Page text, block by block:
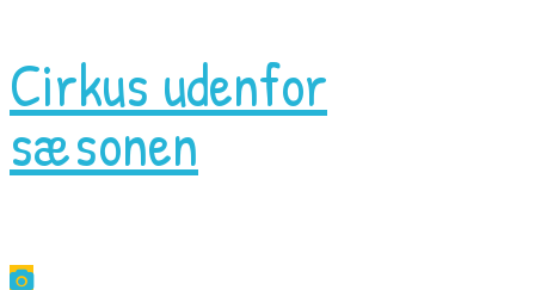
Cirkus udenfor
sæsonen